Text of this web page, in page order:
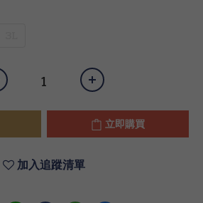
立即購買
加入追蹤清單